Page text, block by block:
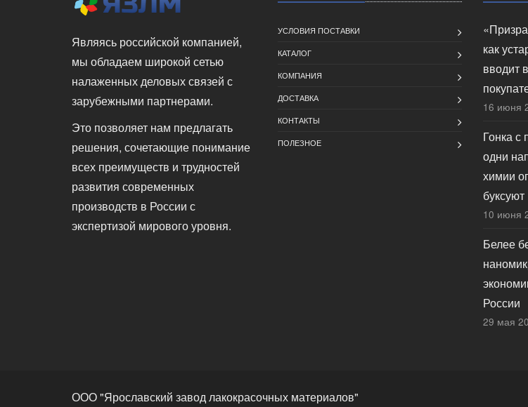
Являясь российской компанией,
мы обладаем широкой сетью
налаженных деловых связей с
зарубежными партнерами.
Это позволяет нам предлагать
решения, сочетающие понимание
всех преимуществ и трудностей
развития современных
производств в России с
экспертизой мирового уровня.
УСЛОВИЯ ПОСТАВКИ
КАТАЛОГ
КОМПАНИЯ
ДОСТАВКА
КОНТАКТЫ
ПОЛЕЗНОЕ
как
вводит
16 июня
Гонка с
одни
химии
буксуют
10 июня
Белее
России
29 мая
ООО "Ярославский завод лакокрасочных материалов"